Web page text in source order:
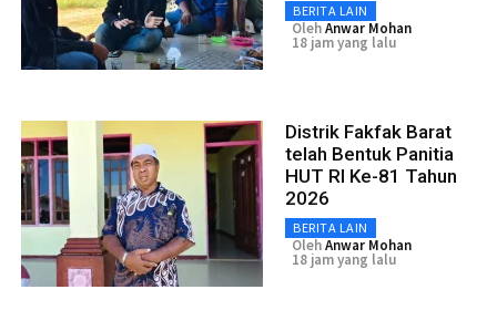
BERITA LAIN
OlehAnwar Mohan
18 jam yang lalu
Distrik Fakfak Barat
telah Bentuk Panitia
HUT RI Ke-81 Tahun
2026
BERITA LAIN
OlehAnwar Mohan
18 jam yang lalu